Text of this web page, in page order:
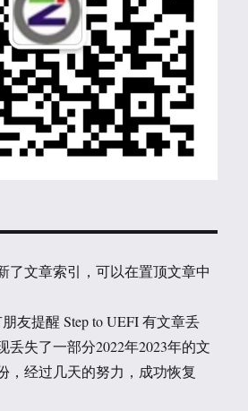
了文章索引，可以在置顶文章中
友提醒 Step to UEFI 有文章丢
丢失了一部分2022年2023年的文
，经过几天的努力，成功恢复